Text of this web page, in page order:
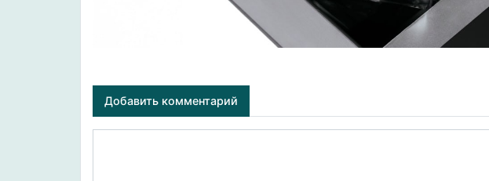
Добавить комментарий